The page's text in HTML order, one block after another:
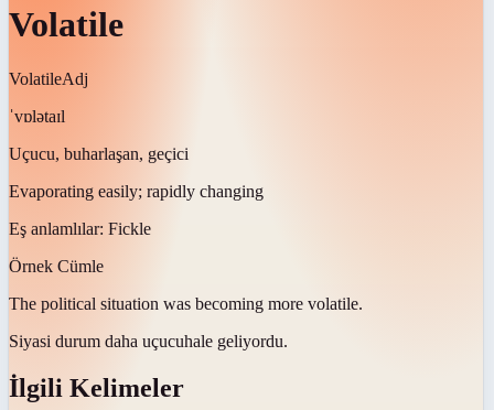
Volatile
VolatileAdj
ˈvɒlətaɪl
Uçucu, buharlaşan, geçici
Evaporating easily; rapidly changing
Eş anlamlılar: Fickle
Örnek Cümle
The political situation was becoming more volatile.
Siyasi durum daha uçucuhale geliyordu.
İlgili Kelimeler